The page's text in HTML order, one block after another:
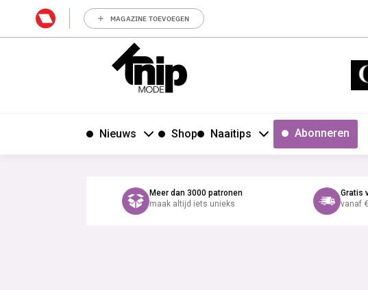
MAGAZINE TOEVOEGEN
Nieuws Shop Naaitips Abonneren
Meer dan 3000 patronen
maak altijd iets unieks
Gratis
vanaf